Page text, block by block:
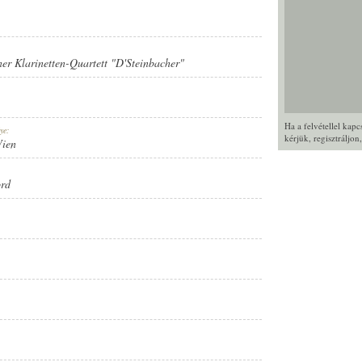
Ha a felvétellel
kérjük, regisztráljon
Klarinetten-Quartett "D'Steinbacher"